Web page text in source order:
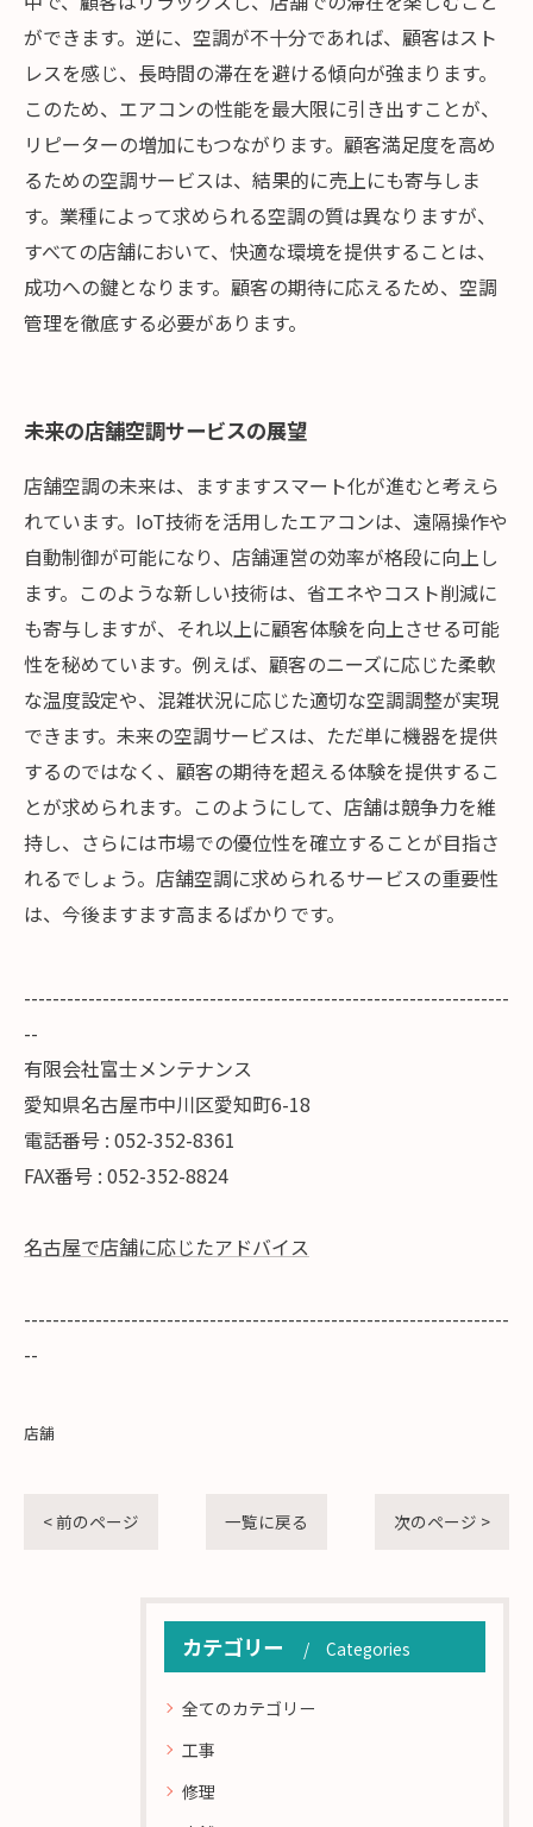
ができます。逆に、空調が不十分であれば、顧客はスト
レスを感じ、長時間の滞在を避ける傾向が強まります。
このため、エアコンの性能を最大限に引き出すことが、
リピーターの増加にもつながります。顧客満足度を高め
るための空調サービスは、結果的に売上にも寄与しま
す。業種によって求められる空調の質は異なりますが、
すべての店舗において、快適な環境を提供することは、
成功への鍵となります。顧客の期待に応えるため、空調
管理を徹底する必要があります。
未来の店舗空調サービスの展望
店舗空調の未来は、ますますスマート化が進むと考えら
れています。IoT技術を活用したエアコンは、遠隔操作や
自動制御が可能になり、店舗運営の効率が格段に向上し
ます。このような新しい技術は、省エネやコスト削減に
も寄与しますが、それ以上に顧客体験を向上させる可能
性を秘めています。例えば、顧客のニーズに応じた柔軟
な温度設定や、混雑状況に応じた適切な空調調整が実現
できます。未来の空調サービスは、ただ単に機器を提供
するのではなく、顧客の期待を超える体験を提供するこ
とが求められます。このようにして、店舗は競争力を維
持し、さらには市場での優位性を確立することが目指さ
れるでしょう。店舗空調に求められるサービスの重要性
は、今後ますます高まるばかりです。
--------------------------------------------------------------------
--
有限会社富士メンテナンス
愛知県名古屋市中川区愛知町6-18
電話番号 : 052-352-8361
FAX番号 : 052-352-8824
名古屋で店舗に応じたアドバイス
--------------------------------------------------------------------
--
店舗
< 前のページ 一覧に戻る 次のページ >
カテゴリー Categories
全てのカテゴリー
工事
修理